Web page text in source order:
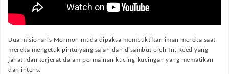
Dua misionaris Mormon muda dipaksa membuktikan iman mereka saat
mereka mengetuk pintu yang salah dan disambut oleh Tn. Reed yang
jahat, dan terjerat dalam permainan kucing-kucingan yang mematikan
dan intens.